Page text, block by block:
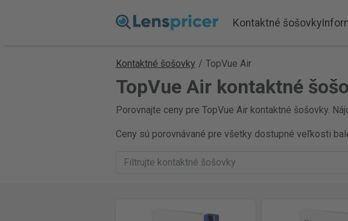
Kontaktné šošovky
Kontaktné šošovky / TopVue Air
TopVue Air kontaktné
Porovnajte ceny pre TopVue Air kontaktné šošovky.
Ceny sú porovnávané pre všetky dostupné veľkosti